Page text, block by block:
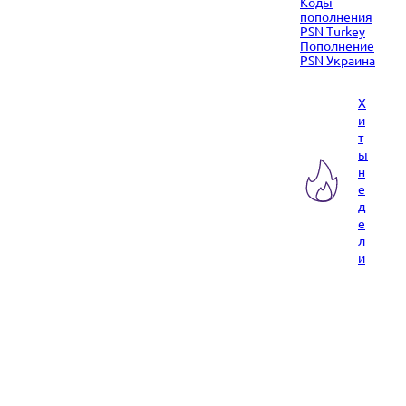
пополнения
PSN Turkey
Пополнение
PSN Украина
Х
и
т
ы
н
е
д
е
л
и